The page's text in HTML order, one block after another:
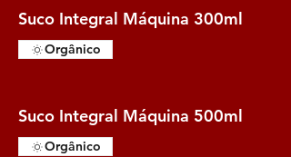
Suco Integral Máquina 300ml
Orgânico
Suco Integral Máquina 500ml
Orgânico